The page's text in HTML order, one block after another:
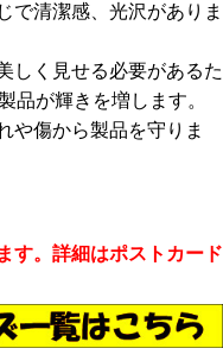
で清潔感、光沢がありま
しく見せる必要があるた
品が輝きを増します。
や傷から製品を守りま
す。詳細はポストカード